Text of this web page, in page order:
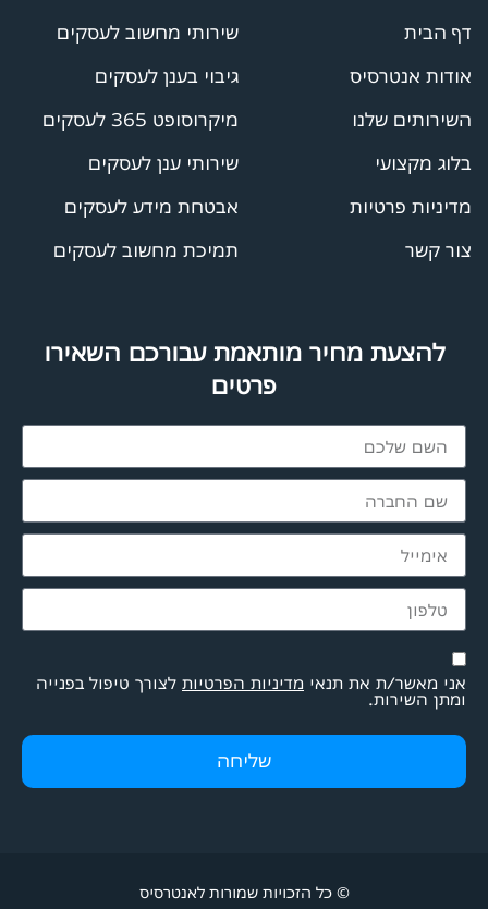
דף הבית
אודות אנטרסיס
השירותים שלנו
בלוג מקצועי
מדיניות פרטיות
צור קשר
שירותי מחשוב לעסקים
גיבוי בענן לעסקים
מיקרוסופט 365 לעסקים
שירותי ענן לעסקים
אבטחת מידע לעסקים
תמיכת מחשוב לעסקים
להצעת מחיר מותאמת עבורכם השאירו
פרטים
אני מאשר/ת את תנאי מדיניות הפרטיות לצורך טיפול בפנייה
ומתן השירות.
שליחה
© כל הזכויות שמורות לאנטרסיס